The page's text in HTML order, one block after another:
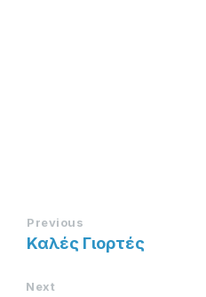
Previous
Καλές Γιορτές
Next